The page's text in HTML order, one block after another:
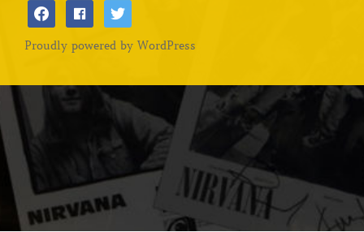
facebookfacebooktwitter
Proudly powered by WordPress